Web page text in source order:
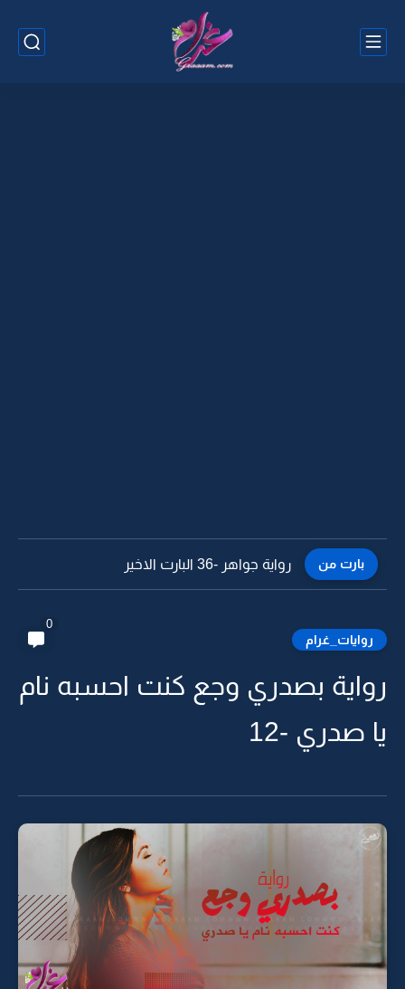
بارت من رواية جواهر -35
روايات_غرام
0
رواية بصدري وجع كنت احسبه نام
يا صدري -12